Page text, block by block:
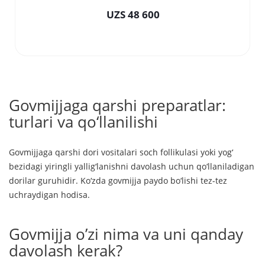
UZS 48 600
Govmijjaga qarshi preparatlar:
turlari va qo‘llanilishi
Govmijjaga qarshi dori vositalari soch follikulasi yoki yog‘
bezidagi yiringli yallig‘lanishni davolash uchun qo‘llaniladigan
dorilar guruhidir. Ko‘zda govmijja paydo bo‘lishi tez-tez
uchraydigan hodisa.
Govmijja o’zi nima va uni qanday
davolash kerak?